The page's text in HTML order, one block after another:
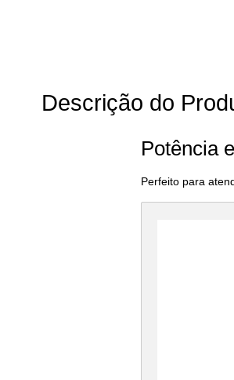
Descrição do
Potência
Perfeito para